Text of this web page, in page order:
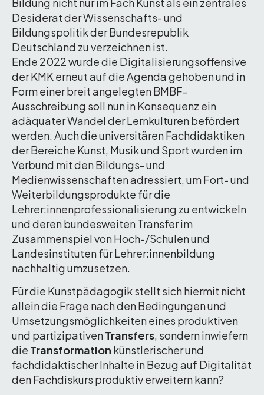
Desiderat der Wissenschafts- und
Bildungspolitik der Bundesrepublik
Deutschland zu verzeichnen ist.
Ende 2022 wurde die Digitalisierungsoffensive
der KMK erneut auf die Agenda gehoben und in
Form einer breit angelegten BMBF-
Ausschreibung soll nun in Konsequenz ein
adäquater Wandel der Lernkulturen befördert
werden. Auch die universitären Fachdidaktiken
der Bereiche Kunst, Musik und Sport wurden im
Verbund mit den Bildungs- und
Medienwissenschaften adressiert, um Fort- und
Weiterbildungsprodukte für die
Lehrer:innenprofessionalisierung zu entwickeln
und deren bundesweiten Transfer im
Zusammenspiel von Hoch-/Schulen und
Landesinstituten für Lehrer:innenbildung
nachhaltig umzusetzen.
Für die Kunstpädagogik stellt sich hiermit nicht
allein die Frage nach den Bedingungen und
Umsetzungsmöglichkeiten eines produktiven
und partizipativenTransfers, sondern inwiefern
die Transformation künstlerischer und
fachdidaktischer Inhalte in Bezug auf Digitalität
den Fachdiskurs produktiv erweitern kann?